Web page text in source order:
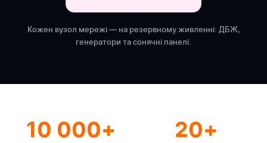
Кожен вузол мережі — на резервному живленні: ДБЖ,
генератори та сонячні панелі.
10 000+ 20+